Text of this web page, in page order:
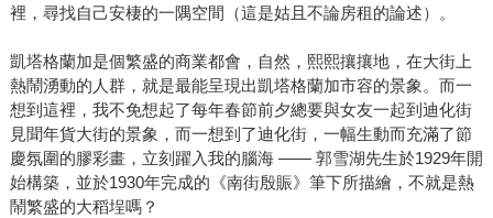
裡，尋找自己安棲的一隅空間（這是姑且不論房租的論述）。
凱塔格蘭加是個繁盛的商業都會，自然，熙熙攘攘地，在大街上
熱鬧湧動的人群，就是最能呈現出凱塔格蘭加市容的景象。而一
想到這裡，我不免想起了每年春節前夕總要與女友一起到迪化街
見聞年貨大街的景象，而一想到了迪化街，一幅生動而充滿了節
慶氛圍的膠彩畫，立刻躍入我的腦海 ―― 郭雪湖先生於1929年開
始構築，並於1930年完成的《南街殷賑》筆下所描繪，不就是熱
鬧繁盛的大稻埕嗎？